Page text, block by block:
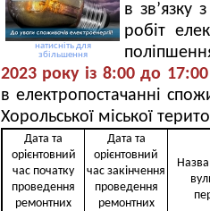
натисніть для
збільшення
в зв’язку
робіт
2023 року із 8:00до 17
в електропостачанні
Хорольської міської
Дата та
орієнтовний
час початку
проведення
ремонтних
Дата та
орієнтовний
час закінчення
проведення
ремонтних
Назва